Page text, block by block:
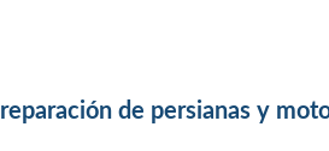
reparación de persianas y